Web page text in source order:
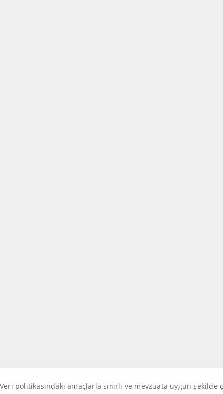
Veri politikasındaki amaçlarla sınırlı ve mevzuata uygun şekilde